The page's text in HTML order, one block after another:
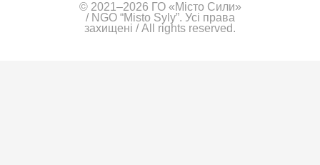
© 2021–2026 ГО «Місто Сили»
/ NGO “Misto Syly”. Усі права
захищені / All rights reserved.